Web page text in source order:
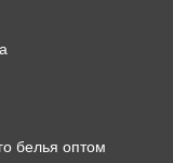
белья оптом